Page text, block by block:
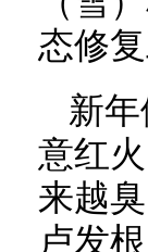
态修
新
意红
来越
卢发根